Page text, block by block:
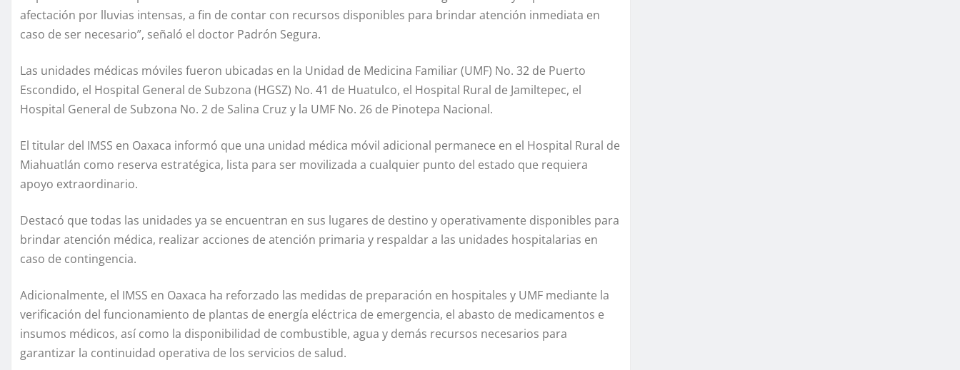
afectación por lluvias intensas, a fin de contar con recursos disponibles para brindar atención inmediata en
caso de ser necesario”, señaló el doctor Padrón Segura.
Las unidades médicas móviles fueron ubicadas en la Unidad de Medicina Familiar (UMF) No. 32 de Puerto
Escondido, el Hospital General de Subzona (HGSZ) No. 41 de Huatulco, el Hospital Rural de Jamiltepec, el
Hospital General de Subzona No. 2 de Salina Cruz y la UMF No. 26 de Pinotepa Nacional.
El titular del IMSS en Oaxaca informó que una unidad médica móvil adicional permanece en el Hospital Rural de
Miahuatlán como reserva estratégica, lista para ser movilizada a cualquier punto del estado que requiera
apoyo extraordinario.
Destacó que todas las unidades ya se encuentran en sus lugares de destino y operativamente disponibles para
brindar atención médica, realizar acciones de atención primaria y respaldar a las unidades hospitalarias en
caso de contingencia.
Adicionalmente, el IMSS en Oaxaca ha reforzado las medidas de preparación en hospitales y UMF mediante la
verificación del funcionamiento de plantas de energía eléctrica de emergencia, el abasto de medicamentos e
insumos médicos, así como la disponibilidad de combustible, agua y demás recursos necesarios para
garantizar la continuidad operativa de los servicios de salud.